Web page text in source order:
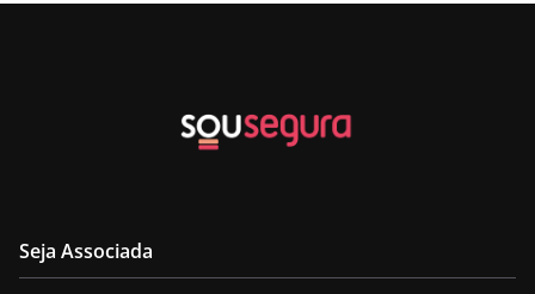
Seja Associada